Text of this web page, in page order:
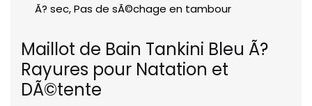
Ã? sec, Pas de sÃ©chage en tambour
Maillot de Bain Tankini Bleu Ã?
Rayures pour Natation et
DÃ©tente